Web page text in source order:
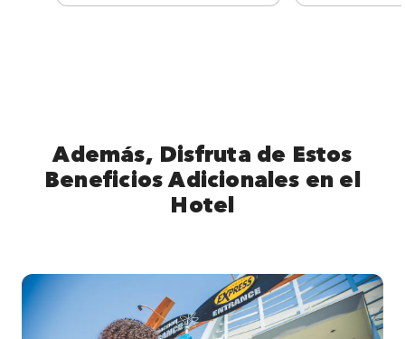
Además, Disfruta de Estos
Beneficios Adicionales en el
Hotel